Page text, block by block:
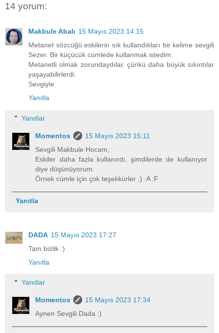
14 yorum:
Makbule Abalı 15 Mayıs 2023 14:15
Metanet sözcüğü eskilerin sık kullandıkları bir kelime sevgili
Sezer. Bir küçücük cümlede kullanmak istedim.
Metanetli olmak zorundaydılar, çünkü daha büyük sıkıntılar
yaşayabilirlerdi.
Sevgiyle.
Yanıtla
Yanıtlar
Momentos
15 Mayıs 2023 15:11
Sevgili Makbule Hocam,
Eskiler daha fazla kullanırdı, şimdilerde de kullanıyor
diye düşünüyorum.
Örnek cümle için çok teşekkürler :) :A :F
Yanıtla
DADA 15 Mayıs 2023 17:27
Tam bizlik :)
Yanıtla
Yanıtlar
Momentos
15 Mayıs 2023 17:34
Aynen Sevgili Dada :)